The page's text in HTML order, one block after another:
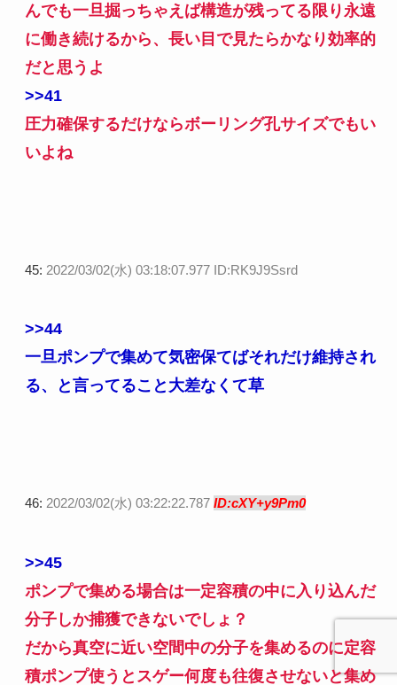
んでも一旦掘っちゃえば構造が残ってる限り永遠
に働き続けるから、長い目で見たらかなり効率的
だと思うよ
>>41
圧力確保するだけならボーリング孔サイズでもい
いよね
45: 2022/03/02(水) 03:18:07.977 ID:RK9J9Ssrd
>>44
一旦ポンプで集めて気密保てばそれだけ維持され
る、と言ってること大差なくて草
46: 2022/03/02(水) 03:22:22.787 ID:cXY+y9Pm0
>>45
ポンプで集める場合は一定容積の中に入り込んだ
分子しか捕獲できないでしょ？
だから真空に近い空間中の分子を集めるのに定容
積ポンプ使うとスゲー何度も往復させないと集め